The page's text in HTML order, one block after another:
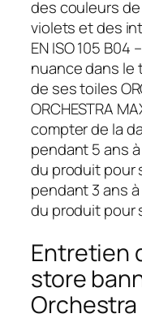
des couleurs
violets et des
EN ISO 105
nuance dans le
de ses toiles
ORCHESTRA
compter de la
pendant 5 ans
du produit pour
pendant 3 ans
du produit pour
Entretien
store
Orchestra